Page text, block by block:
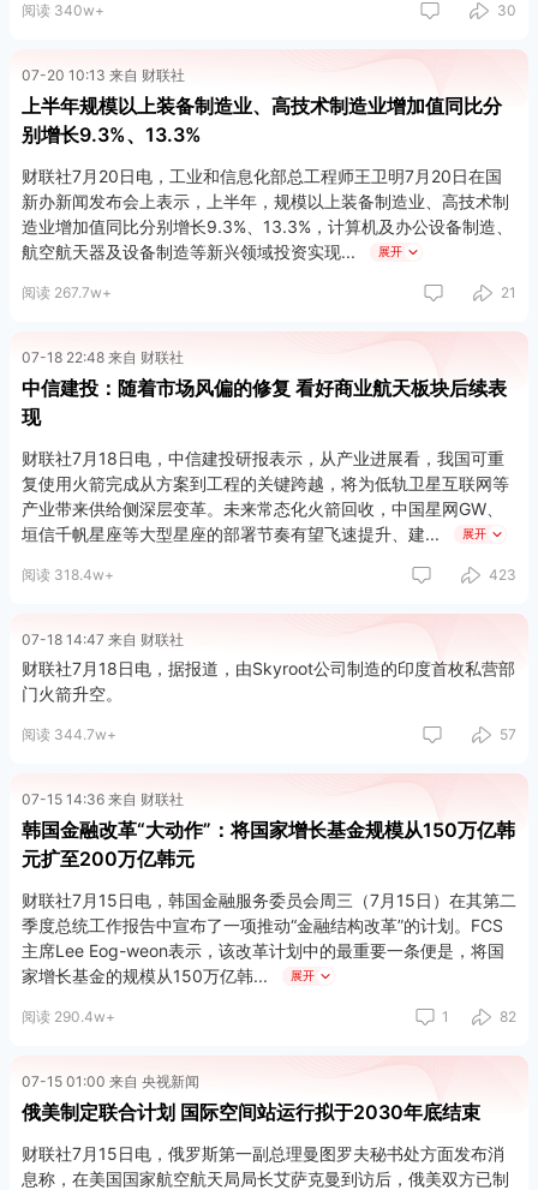
阅读 340w+ 30
07-20 10:13 来自 财联社
上半年规模以上装备制造业、高技术制造业增加值同比分
别增长9.3%、13.3%
财联社7月20日电，工业和信息化部总工程师王卫明7月20日在国
新办新闻发布会上表示，上半年，规模以上装备制造业、高技术制
造业增加值同比分别增长9.3%、13.3%，计算机及办公设备制造、
航空航天器及设备制造等新兴领域投资实现
展开
阅读 267.7w+ 21
07-18 22:48 来自 财联社
中信建投：随着市场风偏的修复 看好商业航天板块后续表
现
财联社7月18日电，中信建投研报表示，从产业进展看，我国可重
复使用火箭完成从方案到工程的关键跨越，将为低轨卫星互联网等
产业带来供给侧深层变革。未来常态化火箭回收，中国星网GW、
垣信千帆星座等大型星座的部署节奏有望飞速提升、建
展开
阅读 318.4w+ 423
07-18 14:47 来自 财联社
财联社7月18日电，据报道，由Skyroot公司制造的印度首枚私营部
门火箭升空。
阅读 344.7w+ 57
07-15 14:36 来自 财联社
韩国金融改革“大动作”：将国家增长基金规模从150万亿韩
元扩至200万亿韩元
财联社7月15日电，韩国金融服务委员会周三（7月15日）在其第二
季度总统工作报告中宣布了一项推动“金融结构改革”的计划。FCS
主席Lee Eog-weon表示，该改革计划中的最重要一条便是，将国
家增长基金的规模从150万亿韩
展开
具体来看，旨在推动先进产业发展的国家增长基金年度运营规模将
从30万亿韩元扩大至40万亿韩元也就意味着，五年内的总运营规
模将从目前的150万亿韩元增至200万亿韩元。投资目标也将扩
大，除现有的生物、人工智能（AI）、半导体、二次电池和机器人
等十二大产业外，还将涵盖航空航天产业。此外，直接股权投资规
模也将从每年3万亿韩元扩大至超过5万亿韩元。
阅读 290.4w+ 1 82
07-15 01:00 来自 央视新闻
俄美制定联合计划 国际空间站运行拟于2030年底结束
财联社7月15日电，俄罗斯第一副总理曼图罗夫秘书处方面发布消
息称，在美国国家航空航天局局长艾萨克曼到访后，俄美双方已制